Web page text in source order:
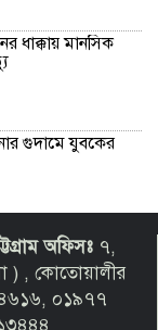
ধাক্কায় মানসিক
গুদামে যুবকের
বিরুদ্ধে কোটি
অফিসঃ৭,
) , কোতোয়ালীর
০১৯৭৭